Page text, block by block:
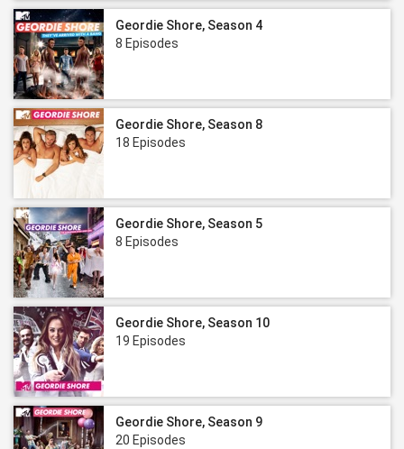
Geordie Shore, Season 4
8 Episodes
Geordie Shore, Season 8
18 Episodes
Geordie Shore, Season 5
8 Episodes
Geordie Shore, Season 10
19 Episodes
Geordie Shore, Season 9
20 Episodes